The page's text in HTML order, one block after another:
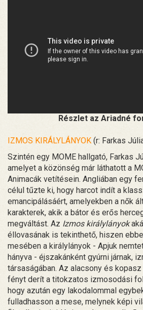
Részlet az Ariadné
IZMOS KIRÁLYLÁNYOK(r: Farkas
Szintén egy MOME hallgató, Farkas
amelyet a közönség már láthatott a
Animacák vetítésein. Angliában egy
célul tűzte ki, hogy harcot indít a
emancipálásáért, amelyekben a nők
karakterek, akik a bátor és erős
megváltást. Az Izmos királylányok
éllovasának is tekinthető, hiszen
mesében a királylányok - Apjuk
hányva - éjszakánként gyúrni járnak,
társaságában. Az alacsony és kopasz
fényt derít a titokzatos izmosodási
hogy azután egy lakodalommal
fulladhasson a mese, melynek képi